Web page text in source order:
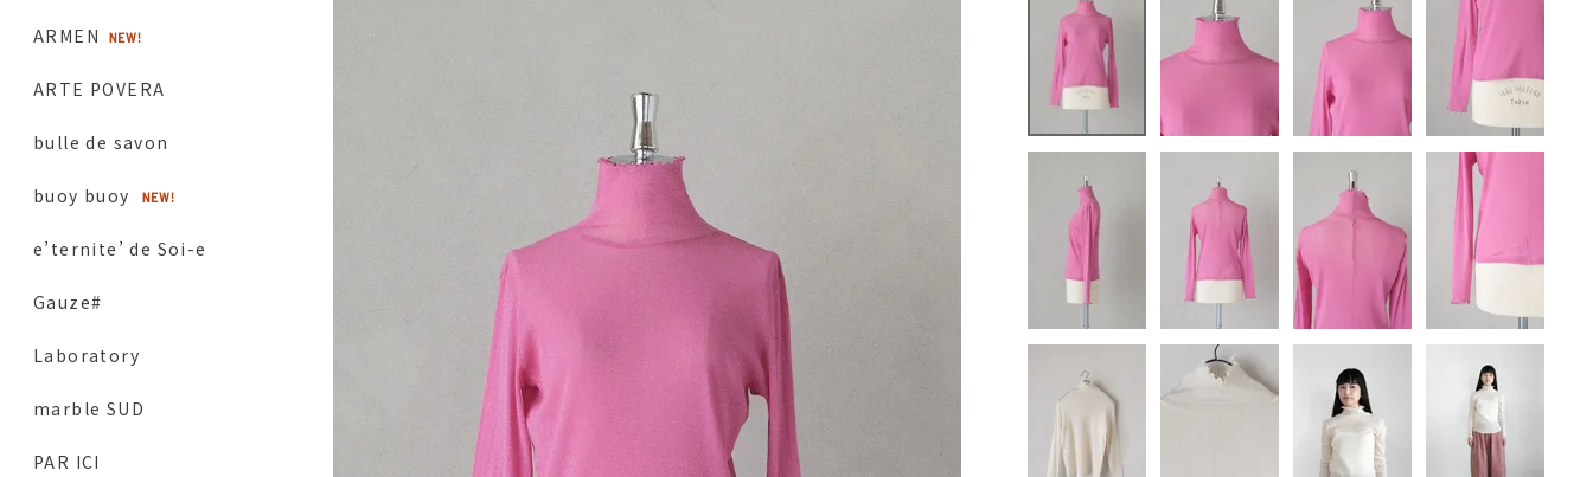
ARMEN
ARTE POVERA
bulle de savon
buoy buoy
e’ternite’ de Soi-e
Gauze#
Laboratory
marble SUD
PAR ICI